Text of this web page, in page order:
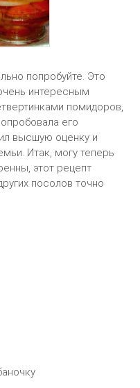
попробуйте. Это
интересным
помидоров,
его
высшую оценку и
Итак, могу теперь
этот рецепт
посолов точно